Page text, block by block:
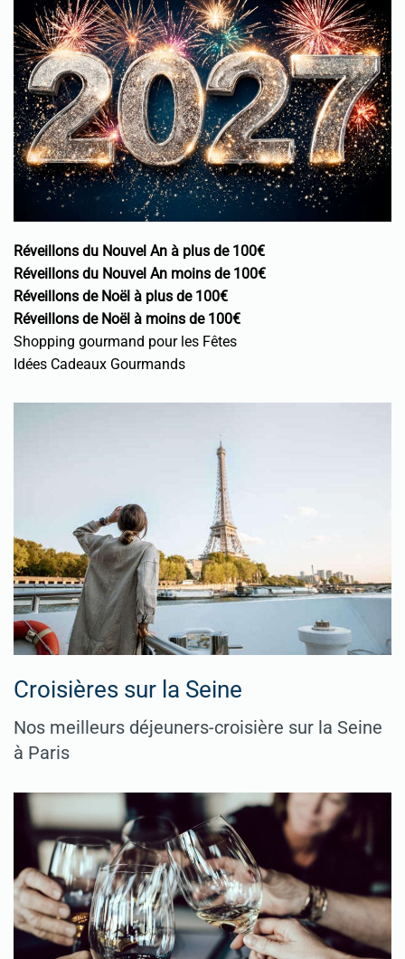
Réveillons du Nouvel An à plus de 100€
Réveillons du Nouvel An moins de 100€
Réveillons de Noël à plus de 100€
Réveillons de Noël à moins de 100€
Shopping gourmand pour les Fêtes
Idées Cadeaux Gourmands
Croisières sur la Seine
Nos meilleurs déjeuners-croisière sur la Seine
à Paris